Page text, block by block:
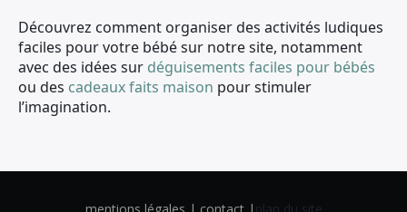
Découvrez comment organiser des activités ludiques
faciles pour votre bébé sur notre site, notamment
avec des idées sur déguisements faciles pour bébés
ou des cadeaux faits maison pour stimuler
l’imagination.